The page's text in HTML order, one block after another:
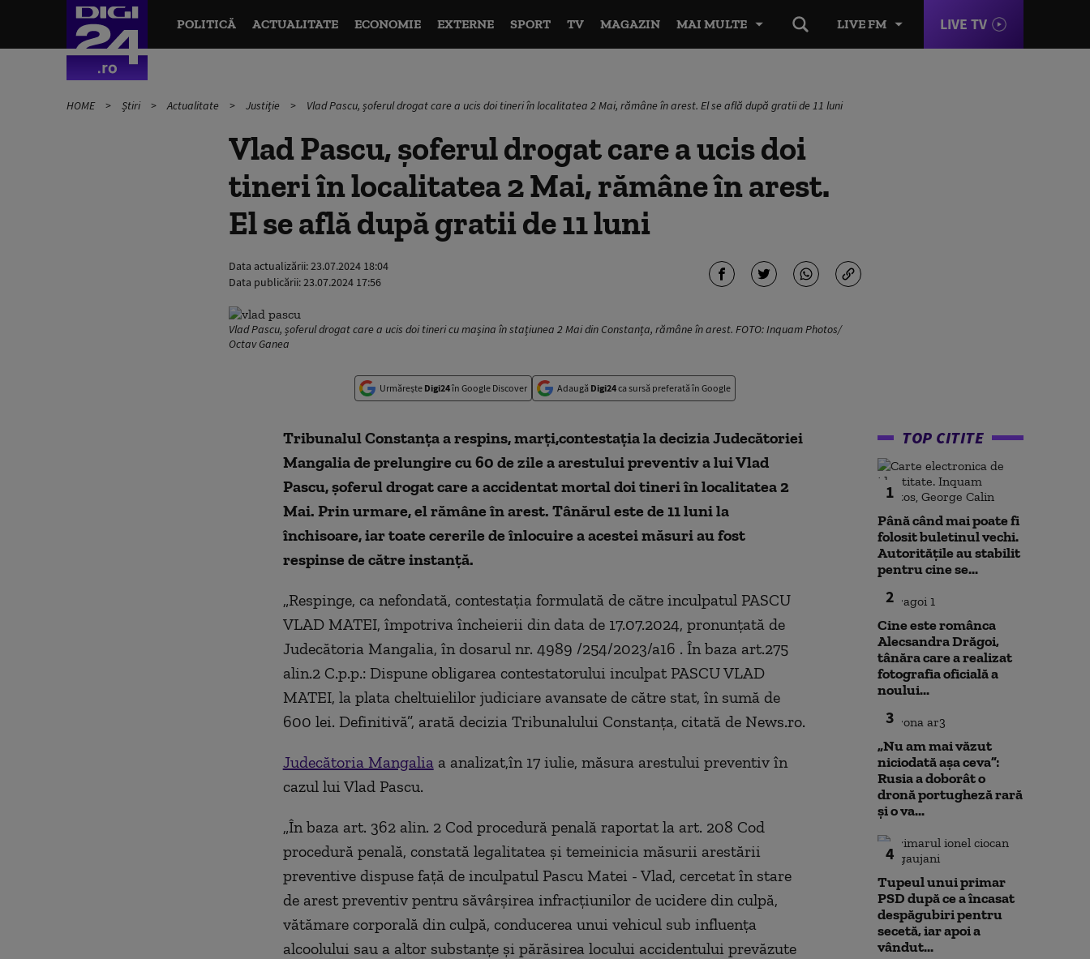
LIVE FM LIVE TV
POLITICĂ ACTUALITATE ECONOMIE EXTERNE SPORT TV MAGAZIN MAI MULTE
HOME Știri Actualitate Justiție Vlad Pascu, șoferul drogat care a ucis doi tineri în localitatea 2 Mai, rămâne în arest. El se află după gratii de 11 luni
Vlad Pascu, șoferul drogat care a ucis doi
tineri în localitatea 2 Mai, rămâne în arest.
El se află după gratii de 11 luni
Data actualizării:23.07.2024 18:04
Data publicării:23.07.2024 17:56
Vlad Pascu, șoferul drogat care a ucis doi tineri cu mașina în stațiunea 2 Mai din Constanța, rămâne în arest. FOTO: Inquam Photos/
Octav Ganea
Urmărește Digi24în Google Discover Adaugă Digi24ca sursă preferată în Google
Tribunalul Constanța a respins, marţi,contestația la decizia Judecătoriei
Mangalia de prelungire cu 60 de zile a arestului preventiv a lui Vlad
Pascu, şoferul drogat care a accidentat mortal doi tineri în localitatea 2
Mai. Prin urmare, el rămâne în arest. Tânărul este de 11 luni la
închisoare, iar toate cererile de înlocuire a acestei măsuri au fost
respinse de către instanţă.
„Respinge, ca nefondată, contestaţia formulată de către inculpatul PASCU
VLAD MATEI, împotriva încheierii din data de 17.07.2024, pronunţată de
Judecătoria Mangalia, în dosarul nr. 4989 /254/2023/a16 . În baza art.275
alin.2 C.p.p.: Dispune obligarea contestatorului inculpat PASCU VLAD
MATEI, la plata cheltuielilor judiciare avansate de către stat, în sumă de
600 lei. Definitivă”, arată decizia Tribunalului Constanţa, citată de News.ro.
Judecătoria Mangaliaa analizat,în 17 iulie, măsura arestului preventiv în
cazul lui Vlad Pascu.
„În baza art. 362 alin. 2 Cod procedură penală raportat la art. 208 Cod
procedură penală, constată legalitatea şi temeinicia măsurii arestării
preventive dispuse faţă de inculpatul Pascu Matei - Vlad, cercetat în stare
de arest preventiv pentru săvârşirea infracţiunilor de ucidere din culpă,
vătămare corporală din culpă, conducerea unui vehicul sub influenţa
alcoolului sau a altor substanţe şi părăsirea locului accidentului prevăzute
TOP CITITE
1
Până când mai poate fi
folosit buletinul vechi.
Autoritățile au stabilit
pentru cine se...
2
Cine este românca
Alecsandra Drăgoi,
tânăra care a realizat
fotografia oficială a
noului...
3
„Nu am mai văzut
niciodată așa ceva”:
Rusia a doborât o
dronă portugheză rară
și o va...
4
Tupeul unui primar
PSD după ce a încasat
despăgubiri pentru
secetă, iar apoi a
vândut...